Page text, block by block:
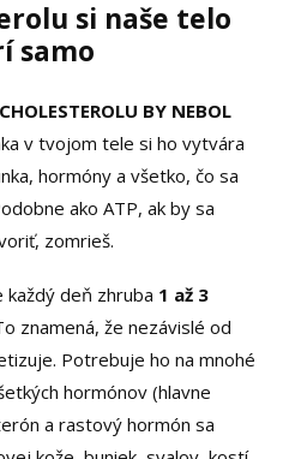
si naše telo
samo
BY NEBOL
v tvojom tele si ho vytvára
hormóny a všetko, čo sa
ako ATP, ak by sa
zomrieš.
deň zhruba 1 až 3
znamená, že nezávislé od
Potrebuje ho na mnohé
hormónov (hlavne
a rastový hormón sa